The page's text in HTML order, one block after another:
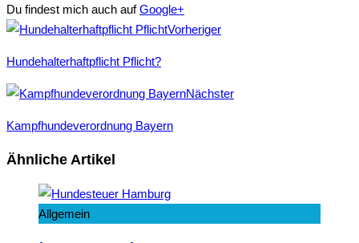
Du findest mich auch aufGoogle+
Facebook
Twitter
Google+ Vorheriger
Hundehalterhaftpflicht Pflicht?
Nächster
Kampfhundeverordnung Bayern
Ähnliche Artikel
Allgemein